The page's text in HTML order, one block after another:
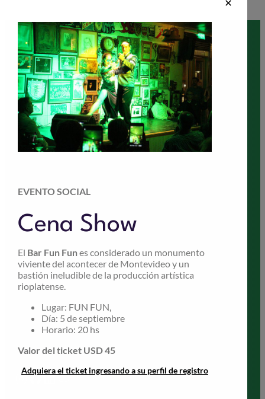
EVENTO SOCIAL
Cena Show
El Bar Fun Funes considerado un monumento
viviente del acontecer de Montevideo y un
bastión ineludible de la producción artística
rioplatense.
Lugar: FUN FUN,
Día: 5 de septiembre
Horario: 20 hs
Valor del ticket USD 45
Adquiera el ticket ingresando a su perfil de registro
CIIAL 2024
Congreso Iberoaméricano de Ingeniería de Alimentos.
Del 4 al 6 de septiembre de 2024.
Sede Auditorio de ANTEL
Congreso
Cte. Organizador
Programa
Áreas Temáticas
InstagramFacebook LinkedIn Enlace